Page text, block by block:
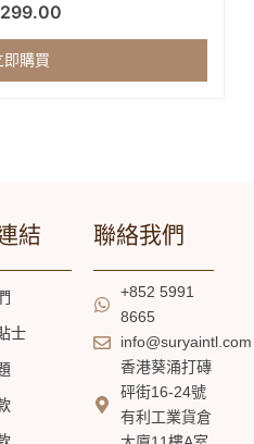
299.00
即購買
結
士
聯絡我們
+852 5991
8665
info@suryaintl.com
香港葵涌打磚
砰街16-24號
有利工業貨倉